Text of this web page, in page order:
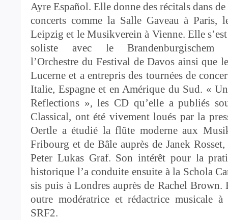
Ayre Español. Elle donne des récitals dans de
concerts comme la Salle Gaveau à Paris,
Leipzig et le Musikverein à Vienne. Elle
soliste avec le Brandenburgischem
l’Orchestre du Festival de Davos ainsi que
Lucerne et a entrepris des tournées de
Italie, Espagne et en Amérique du Sud. «
Reflections », les CD qu’elle a publiés
Classical, ont été vivement loués par la
Oertle a étu­dié la flûte moderne aux
Fribourg et de Bâle auprès de Janek
Peter ­Lukas Graf. Son intérêt pour la
historique l’a conduite ensuite à la Schola
sis puis à Londres auprès de Rachel Brown.
outre modératrice et rédactrice musicale
SRF2.